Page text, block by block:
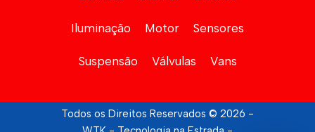
Iluminação Motor Sensores
Suspensão Válvulas Vans
Todos os Direitos Reservados © 2026 -